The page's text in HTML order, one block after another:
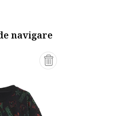
navigare